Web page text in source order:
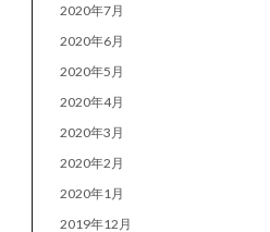
2020年7月
2020年6月
2020年5月
2020年4月
2020年3月
2020年2月
2020年1月
2019年12月